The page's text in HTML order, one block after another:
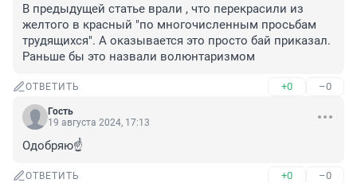
В предыдущей статье врали , что перекрасили из
желтого в красный "по многочисленным просьбам
трудящихся". А оказывается это просто бай приказал.
Раньше бы это назвали волюнтаризмом
ОТВЕТИТЬ +0 –0
Гость
19 августа 2024, 17:13
Одобряю☝️
ОТВЕТИТЬ +0 –0